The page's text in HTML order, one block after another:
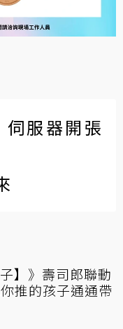
服器開張
】》壽司郎聯動
推的孩子通通帶